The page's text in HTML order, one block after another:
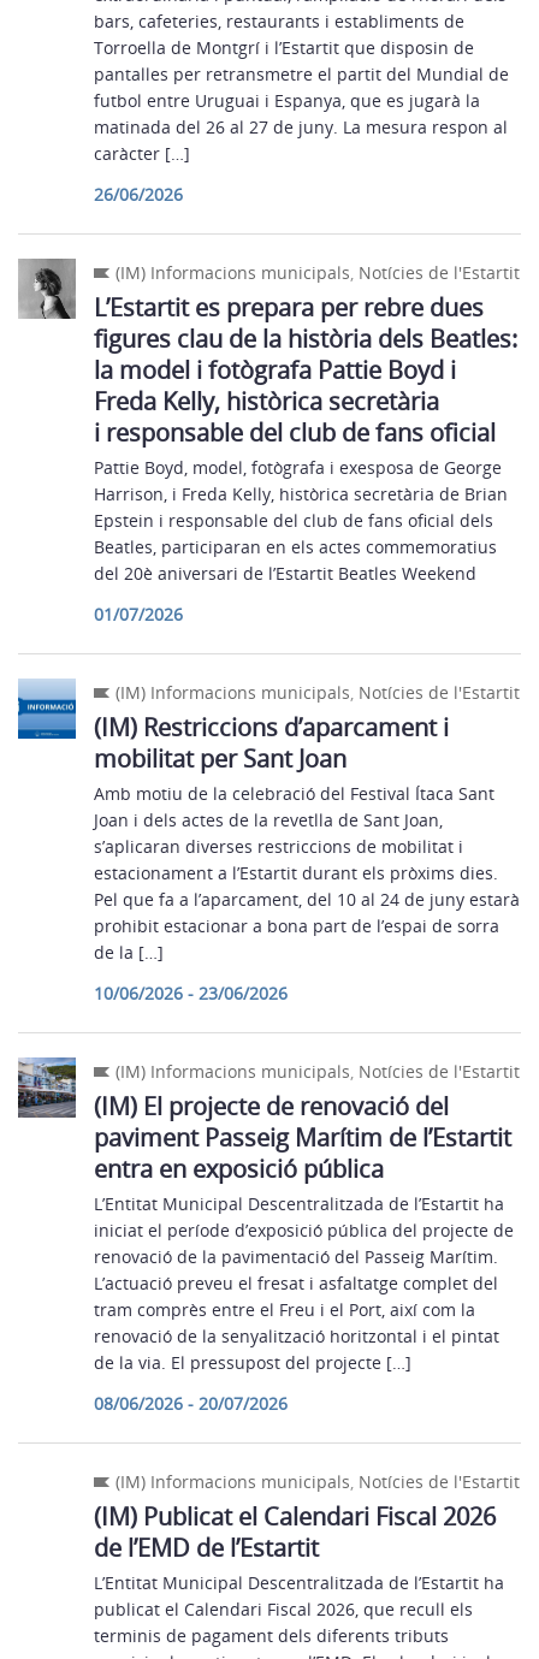
bars, cafeteries, restaurants i establiments de
Torroella de Montgrí i l’Estartit que disposin de
pantalles per retransmetre el partit del Mundial de
futbol entre Uruguai i Espanya, que es jugarà la
matinada del 26 al 27 de juny. La mesura respon al
caràcter […]
26/06/2026
(IM) Informacions municipals, Notícies de l'Estartit
L’Estartit es prepara per rebre dues
figures clau de la història dels Beatles:
la model i fotògrafa Pattie Boyd i
Freda Kelly, històrica secretària
i responsable del club de fans oficial
Pattie Boyd, model, fotògrafa i exesposa de George
Harrison, i Freda Kelly, històrica secretària de Brian
Epstein i responsable del club de fans oficial dels
Beatles, participaran en els actes commemoratius
del 20è aniversari de l’Estartit Beatles Weekend
01/07/2026
(IM) Informacions municipals, Notícies de l'Estartit
(IM) Restriccions d’aparcament i
mobilitat per Sant Joan
Amb motiu de la celebració del Festival Ítaca Sant
Joan i dels actes de la revetlla de Sant Joan,
s’aplicaran diverses restriccions de mobilitat i
estacionament a l’Estartit durant els pròxims dies.
Pel que fa a l’aparcament, del 10 al 24 de juny estarà
prohibit estacionar a bona part de l’espai de sorra
de la […]
10/06/2026 - 23/06/2026
(IM) Informacions municipals, Notícies de l'Estartit
(IM) El projecte de renovació del
paviment Passeig Marítim de l’Estartit
entra en exposició pública
L’Entitat Municipal Descentralitzada de l’Estartit ha
iniciat el període d’exposició pública del projecte de
renovació de la pavimentació del Passeig Marítim.
L’actuació preveu el fresat i asfaltatge complet del
tram comprès entre el Freu i el Port, així com la
renovació de la senyalització horitzontal i el pintat
de la via. El pressupost del projecte […]
08/06/2026 - 20/07/2026
(IM) Informacions municipals, Notícies de l'Estartit
(IM) Publicat el Calendari Fiscal 2026
de l’EMD de l’Estartit
L’Entitat Municipal Descentralitzada de l’Estartit ha
publicat el Calendari Fiscal 2026, que recull els
terminis de pagament dels diferents tributs